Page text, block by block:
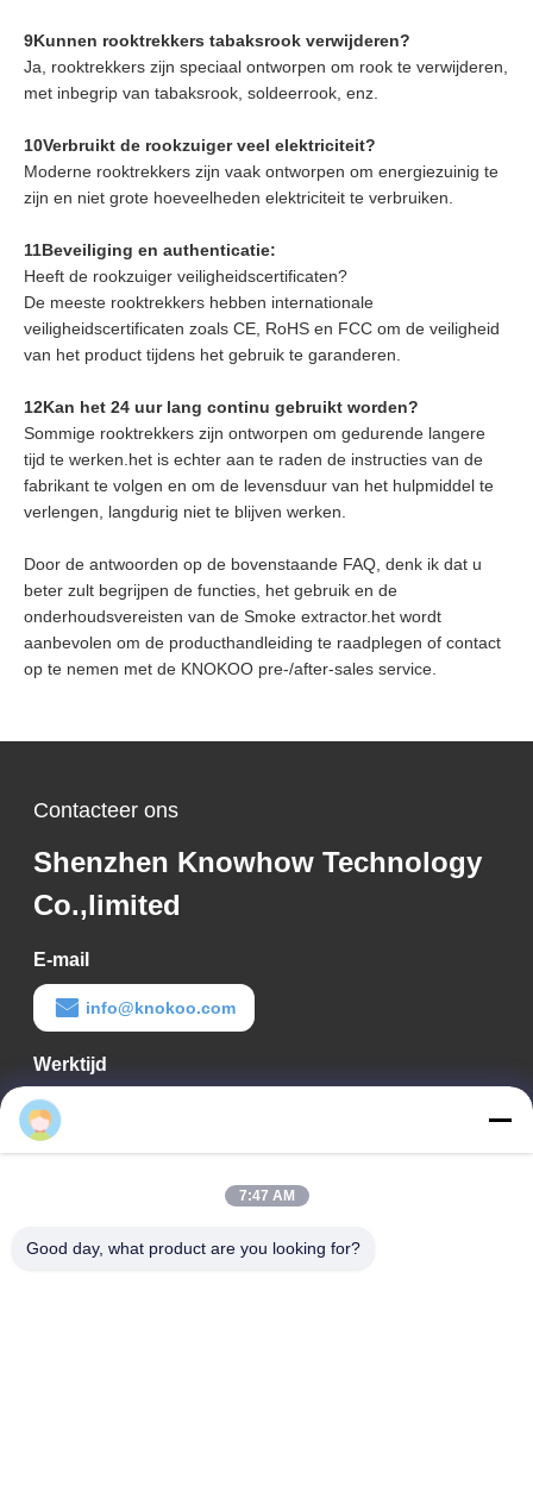
9Kunnen rooktrekkers tabaksrook verwijderen?
Ja, rooktrekkers zijn speciaal ontworpen om rook te verwijderen,
met inbegrip van tabaksrook, soldeerrook, enz.
10Verbruikt de rookzuiger veel elektriciteit?
Moderne rooktrekkers zijn vaak ontworpen om energiezuinig te
zijn en niet grote hoeveelheden elektriciteit te verbruiken.
11Beveiliging en authenticatie:
Heeft de rookzuiger veiligheidscertificaten?
De meeste rooktrekkers hebben internationale
veiligheidscertificaten zoals CE, RoHS en FCC om de veiligheid
van het product tijdens het gebruik te garanderen.
12Kan het 24 uur lang continu gebruikt worden?
Sommige rooktrekkers zijn ontworpen om gedurende langere
tijd te werken.het is echter aan te raden de instructies van de
fabrikant te volgen en om de levensduur van het hulpmiddel te
verlengen, langdurig niet te blijven werken.
Door de antwoorden op de bovenstaande FAQ, denk ik dat u
beter zult begrijpen de functies, het gebruik en de
onderhoudsvereisten van de Smoke extractor.het wordt
aanbevolen om de producthandleiding te raadplegen of contact
op te nemen met de KNOKOO pre-/after-sales service.
Contacteer ons
Shenzhen Knowhow Technology
Co.,limited
E-mail
info@knokoo.com
Werktijd
08:00-18:00
Ons adres
Street, Longhua District, Shenzhen City, provincie Guangdong
7:47 AM
Good day, what product are you looking for?